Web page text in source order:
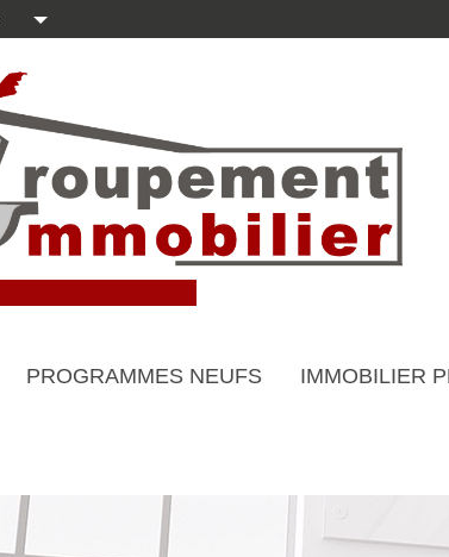
PROGRAMMES NEUFS IMMOBILIER